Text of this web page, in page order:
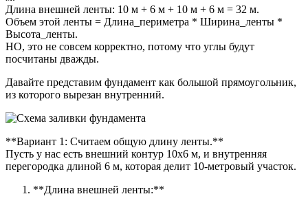
Длина внешней ленты: 10 м + 6 м + 10 м + 6 м = 32 м.
Объем этой ленты = Длина_периметра * Ширина_ленты *
Высота_ленты.
НО, это не совсем корректно, потому что углы будут
посчитаны дважды.
Давайте представим фундамент как большой прямоугольник,
из которого вырезан внутренний.
**Вариант 1: Считаем общую длину ленты.**
Пусть у нас есть внешний контур 10х6 м, и внутренняя
перегородка длиной 6 м, которая делит 10-метровый участок.
**Длина внешней ленты:**